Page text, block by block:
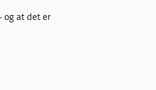
og at det er